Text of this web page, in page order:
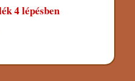
4 lépésben